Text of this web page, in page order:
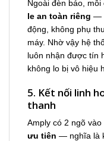
Ngoài đèn báo,
le an toàn riêng —
động, không phụ
máy. Nhờ vậy hệ
luôn nhận được tín
không lo bị vô hiệu
5. Kết nối linh
thanh
Amply có 2 ngõ
ưu tiên — nghĩa là